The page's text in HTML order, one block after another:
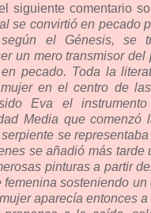
siguiente comentario
se convirtió en pecado
según el Génesis, se
un mero transmisor del
pecado. Toda la
en el centro de las
Eva el
Media que comenzó
se
se añadió más tarde
pinturas a partir
femenina sosteniendo
aparecía entonces